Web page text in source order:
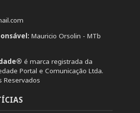
Mauricio Orsolin - MTb
é marca registrada da
Portal e Comunicação Ltda.
Reservados